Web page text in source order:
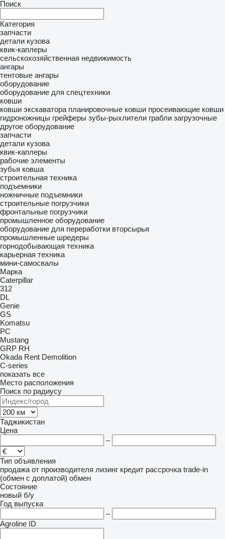
Поиск
Категория
запчасти
детали кузова
квик-каплеры
сельскохозяйственная недвижимость
ангары
тентовые ангары
оборудование
оборудование для спецтехники
ковши
ковши экскаватора планировочные ковши просеивающие ковши
гидроножницы грейферы зубы-рыхлители грабли загрузочные
другое оборудование
запчасти
детали кузова
квик-каплеры
рабочие элементы
зубья ковша
строительная техника
подъемники
ножничные подъемники
строительные погрузчики
фронтальные погрузчики
промышленное оборудование
оборудование для переработки вторсырья
промышленные шредеры
горнодобывающая техника
карьерная техника
мини-самосвалы
Марка
Caterpillar
312
DL
Genie
GS
Komatsu
PC
Mustang
GRP RH
Okada Rent Demolition
C-series
показать все
Место расположения
Поиск по радиусу
Таджикистан
Цена
–
Тип объявления
продажа от производителя лизинг кредит рассрочка trade-in
(обмен с доплатой) обмен
Состояние
новый б/у
Год выпуска
–
Agroline ID